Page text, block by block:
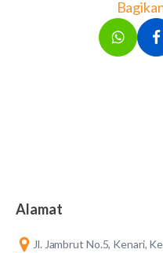
Alamat
Jl. Jambrut No.5, Kenari,